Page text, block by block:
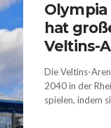
Olympia
hat
Veltins-
Die Veltins-
2040 in der
spielen, indem